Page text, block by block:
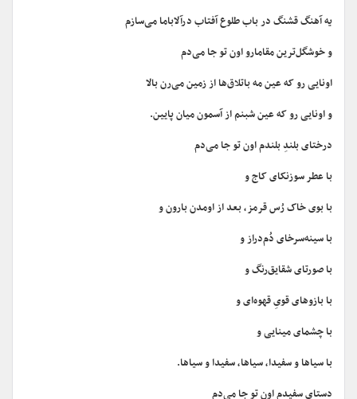
یه آهنگ قشنگ در باب طلوع آفتاب درآلاباما می‌سازم
و خوشگل‌ترین مقامارو اون تو جا می‌دم
اونایی رو که عین مه باتلاق‌ها از زمین می‌رن بالا
و اونایی‌ رو که عین شبنم از آسمون میان پایین.
درختای بلندِ بلندم اون تو جا می‌دم
با عطر سوزنکای کاج و
با بوی خاک رُس قرمز، بعد از اومدن بارون و
با سینه‌سرخای دُم‌دراز و
با صورتای شقایق‌رنگ و
با بازوهای قویِ قهوه‌ای و
با چشمای مینایی و
با سیاها و سفیدا، سیاها، سفیدا و سیاها.
دستای سفیدم اون تو جا می‌دم